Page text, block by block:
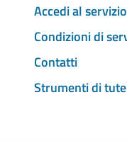
Accedi al servizio
Condizioni di
Contatti
Strumenti di